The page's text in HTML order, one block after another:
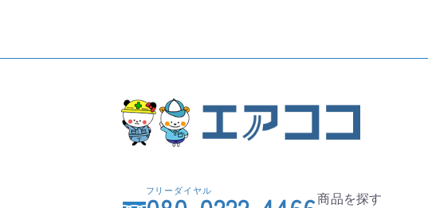
フリーダイヤル
商品を探す